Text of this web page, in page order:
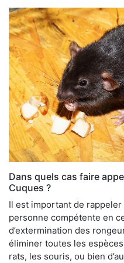
Dans quels cas faire
Cuques ?
Il est important de rappeler
personne compétente en
d’extermination des
éliminer toutes les
rats, les souris, ou bien